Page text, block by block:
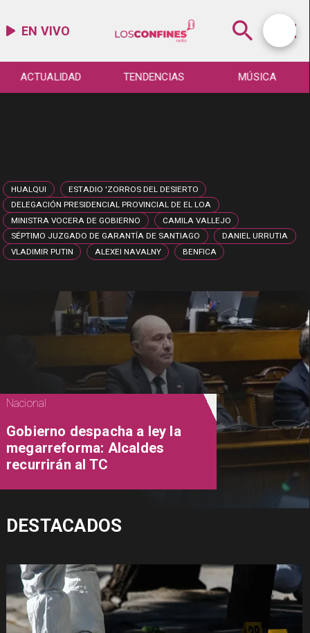
EN VIVO
ACTUALIDAD TENDENCIAS MÚSICA
HUALQUI
ESTADIO 'ZORROS DEL DESIERTO
DELEGACIÓN PRESIDENCIAL PROVINCIAL DE EL LOA
MINISTRA VOCERA DE GOBIERNO
CAMILA VALLEJO
SÉPTIMO JUZGADO DE GARANTÍA DE SANTIAGO
DANIEL URRUTIA
VLADIMIR PUTIN
ALEXEI NAVALNY BENFICA
Nacional
Gobierno despacha a ley la
megarreforma: Alcaldes
recurrirán al TC
DESTACADOS